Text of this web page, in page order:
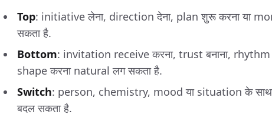
Top: initiative लेना, direction देना, plan शुरू करना या
सकता है.
Bottom: invitation receive करना, trust बनाना,
shape करना natural लग सकता है.
Switch: person, chemistry, mood या situation के
बदल सकता है.